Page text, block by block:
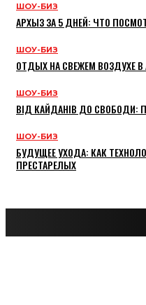
ШОУ-БИЗ
АРХЫЗ ЗА 5 ДНЕЙ: ЧТО
ШОУ-БИЗ
ОТДЫХ НА СВЕЖЕМ ВОЗДУХЕ В
ШОУ-БИЗ
ВІД КАЙДАНІВ ДО СВОБОДИ:
ШОУ-БИЗ
БУДУЩЕЕ УХОДА: КАК
ПРЕСТАРЕЛЫХ